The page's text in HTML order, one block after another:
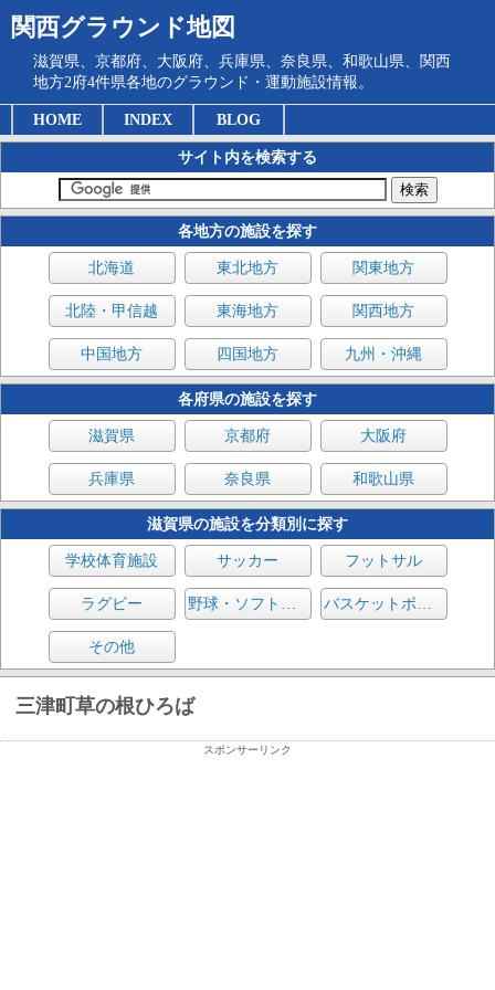
関西グラウンド地図
滋賀県、京都府、大阪府、兵庫県、奈良県、和歌山県、関西
地方2府4件県各地のグラウンド・運動施設情報。
HOME INDEX BLOG
サイト内を検索する
各地方の施設を探す
北海道 東北地方 関東地方
北陸・甲信越 東海地方 関西地方
中国地方 四国地方 九州・沖縄
各府県の施設を探す
滋賀県 京都府 大阪府
兵庫県 奈良県 和歌山県
滋賀県の施設を分類別に探す
学校体育施設 サッカー フットサル
ラグビー 野球・ソフトボール バスケットボール
その他
三津町草の根ひろば
スポンサーリンク